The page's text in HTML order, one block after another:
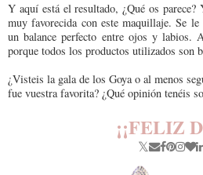
Y aquí está el resultado, ¿Qué os parece?
muy favorecida con este maquillaje. Se
un balance perfecto entre ojos y labios.
porque todos los productos utilizados son
¿Visteis la gala de los Goya o al menos
fue vuestra favorita? ¿Qué opinión tenéis
¡¡FELIZ